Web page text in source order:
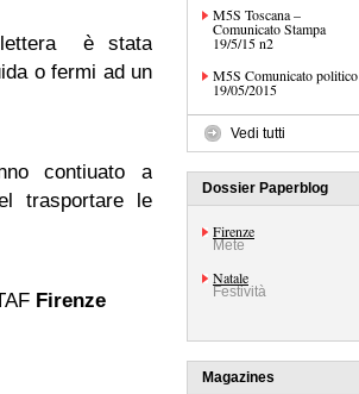
lettera è stata
o fermi ad un
contiuato a
trasportarele
Firenze
M5S Toscana –
Comunicato Stampa
19/5/15 n2
M5S Comunicato politico
19/05/2015
Vedi tutti
Dossier Paperblog
Firenze
Mete
Natale
Festività
Magazines